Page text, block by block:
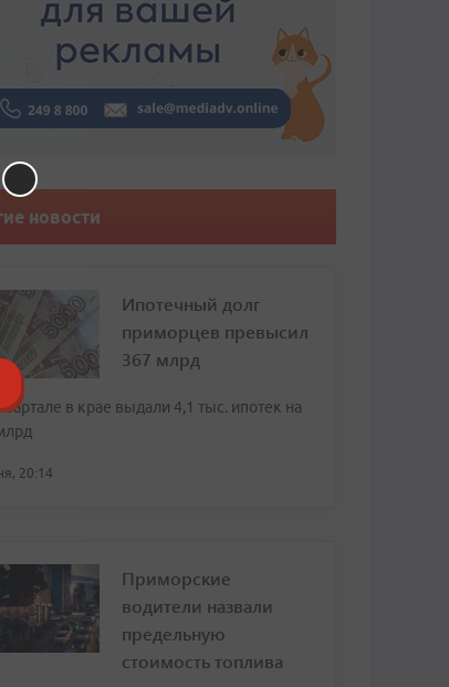
новости
Ипотечный долг
приморцев превысил
367 млрд
в крае выдали 4,1 тыс. ипотек на
20:14
Приморские
водители назвали
предельную
стоимость топлива